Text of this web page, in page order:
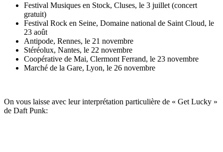
Festival Musiques en Stock, Cluses, le 3 juillet (concert
gratuit)
Festival Rock en Seine, Domaine national de Saint Cloud, le
23 août
Antipode, Rennes, le 21 novembre
Stéréolux, Nantes, le 22 novembre
Coopérative de Mai, Clermont Ferrand, le 23 novembre
Marché de la Gare, Lyon, le 26 novembre
On vous laisse avec leur interprétation particulière de « Get Lucky »
de Daft Punk: